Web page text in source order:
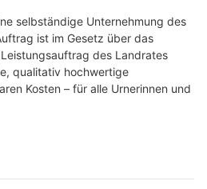
selbständige Unternehmung des
ist im Gesetz über das
des Landrates
qualitativ hochwertige
Kosten – für alle Urnerinnen und